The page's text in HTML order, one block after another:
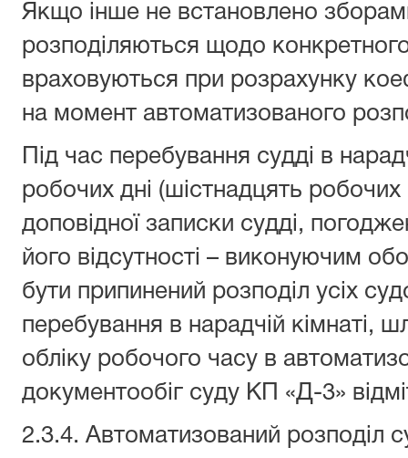
Якщо інше не встановлено
розподіляються щодо
враховуються при розрахунку
на момент автоматизованого
Під час перебування судді в
робочих дні (шістнадцять робочих
доповідної записки судді,
його відсутності – виконуючим
бути припинений розподіл усіх
перебування в нарадчій кімнаті,
обліку робочого часу в
документообіг суду КП «Д-3»
2.3.4. Автоматизований розподіл